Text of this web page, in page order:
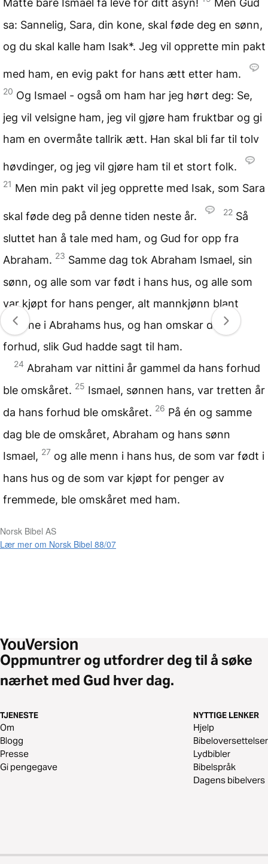
Måtte bare Ismael få leve for ditt åsyn!
Men Gud
sa: Sannelig, Sara, din kone, skal føde deg en sønn,
og du skal kalle ham Isak*. Jeg vil opprette min pakt
med ham, en evig pakt for hans ætt etter ham.
20 Og Ismael - også om ham har jeg hørt deg: Se,
jeg vil velsigne ham, jeg vil gjøre ham fruktbar og gi
ham en overmåte tallrik ætt. Han skal bli far til tolv
høvdinger, og jeg vil gjøre ham til et stort folk.
21 Men min pakt vil jeg opprette med Isak, som Sara
skal føde deg på denne tiden neste år. 22 Så
sluttet han å tale med ham, og Gud for opp fra
Abraham. 23 Samme dag tok Abraham Ismael, sin
sønn, og alle som var født i hans hus, og alle som
var kjøpt for hans penger, alt mannkjønn blant
folkene i Abrahams hus, og han omskar deres
forhud, slik Gud hadde sagt til ham.
24 Abraham var nittini år gammel da hans forhud
ble omskåret. 25 Ismael, sønnen hans, var tretten år
da hans forhud ble omskåret. 26 På én og samme
dag ble de omskåret, Abraham og hans sønn
Ismael, 27 og alle menn i hans hus, de som var født i
hans hus og de som var kjøpt for penger av
fremmede, ble omskåret med ham.
Norsk Bibel AS
Lær mer om Norsk Bibel 88/07
Oppmuntrer og utfordrer deg til å søke
nærhet med Gud hver dag.
TJENESTE
Om
Blogg
Presse
Gi pengegave
NYTTIGE LENKER
Hjelp
Bibeloversettelser
Lydbibler
Bibelspråk
Dagens bibelvers